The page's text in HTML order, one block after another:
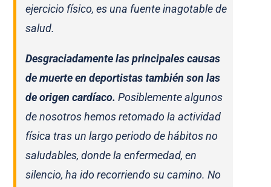
ejercicio físico, es una fuente inagotable de
salud.
Desgraciadamente las principales causas
de muerte en deportistas también son las
de origen cardíaco. Posiblemente algunos
de nosotros hemos retomado la actividad
física tras un largo periodo de hábitos no
saludables, donde la enfermedad, en
silencio, ha ido recorriendo su camino. No